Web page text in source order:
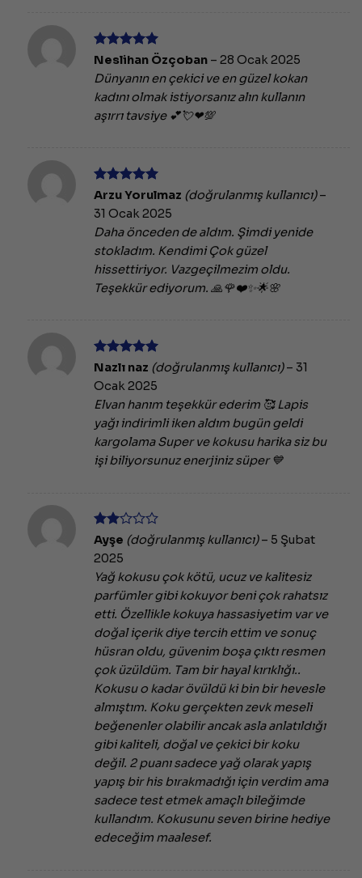
5 üzerinden
Neslihan Özçoban – 28 Ocak 2025
Dünyanın en çekici ve en güzel kokan
kadını olmak istiyorsanız alın kullanın
aşırrı tavsiye 💕💘❤💯
5 üzerinden
Arzu Yorulmaz (doğrulanmış kullanıcı) –
31 Ocak 2025
Daha önceden de aldım. Şimdi yenide
stokladım. Kendimi Çok güzel
hissettiriyor. Vazgeçilmezim oldu.
Teşekkür ediyorum. 🙏🌹❤️✨🌟🌸
5 üzerinden
Nazlı naz (doğrulanmış kullanıcı) – 31
Ocak 2025
Elvan hanım teşekkür ederim 🥰 Lapis
yağı indirimli iken aldım bugün geldi
kargolama Super ve kokusu harika siz bu
işi biliyorsunuz enerjiniz süper 💙
5
üzerinden
2oy
aldı
Ayşe (doğrulanmış kullanıcı) – 5 Şubat
2025
Yağ kokusu çok kötü, ucuz ve kalitesiz
parfümler gibi kokuyor beni çok rahatsız
etti. Özellikle kokuya hassasiyetim var ve
doğal içerik diye tercih ettim ve sonuç
hüsran oldu, güvenim boşa çıktı resmen
çok üzüldüm. Tam bir hayal kırıklığı..
Kokusu o kadar övüldü ki bin bir hevesle
almıştım. Koku gerçekten zevk meseli
beğenenler olabilir ancak asla anlatıldığı
gibi kaliteli, doğal ve çekici bir koku
değil. 2 puanı sadece yağ olarak yapış
yapış bir his bırakmadığı için verdim ama
sadece test etmek amaçlı bileğimde
kullandım. Kokusunu seven birine hediye
edeceğim maalesef.